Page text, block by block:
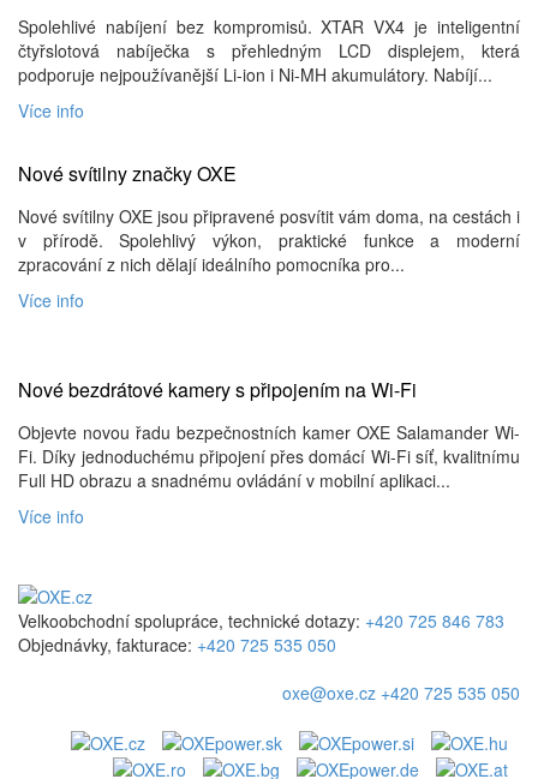
Spolehlivé nabíjení bez kompromisů. XTAR VX4 je inteligentní
čtyřslotová nabíječka s přehledným LCD displejem, která
podporuje nejpoužívanější Li-ion i Ni-MH akumulátory. Nabíjí...
Více info
Nové svítilny značky OXE
Nové svítilny OXE jsou připravené posvítit vám doma, na cestách i
v přírodě. Spolehlivý výkon, praktické funkce a moderní
zpracování z nich dělají ideálního pomocníka pro...
Více info
Nové bezdrátové kamery s připojením na Wi-Fi
Objevte novou řadu bezpečnostních kamer OXE Salamander Wi-
Fi. Díky jednoduchému připojení přes domácí Wi-Fi síť, kvalitnímu
Full HD obrazu a snadnému ovládání v mobilní aplikaci...
Více info
Velkoobchodní spolupráce, technické dotazy: +420 725 846 783
Objednávky, fakturace: +420 725 535 050
oxe@oxe.cz +420 725 535 050